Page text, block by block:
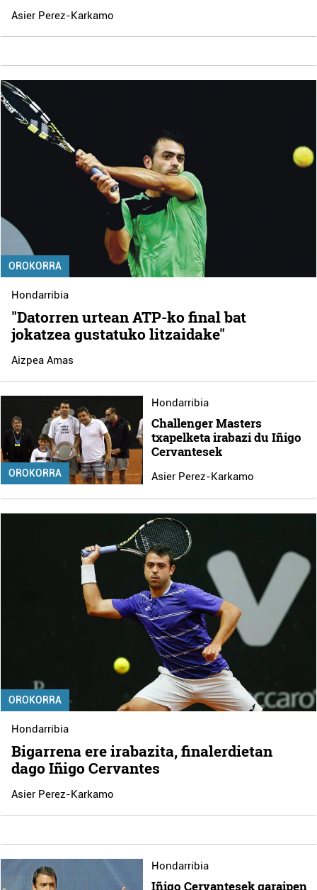
Asier Perez-Karkamo
OROKORRA
Hondarribia
"Datorren urtean ATP-ko final bat
jokatzea gustatuko litzaidake"
Aizpea Amas
OROKORRA
Hondarribia
Challenger Masters
txapelketa irabazi du Iñigo
Cervantesek
Asier Perez-Karkamo
OROKORRA
Hondarribia
Bigarrena ere irabazita, finalerdietan
dago Iñigo Cervantes
Asier Perez-Karkamo
Hondarribia
Iñigo Cervantesek garaipen